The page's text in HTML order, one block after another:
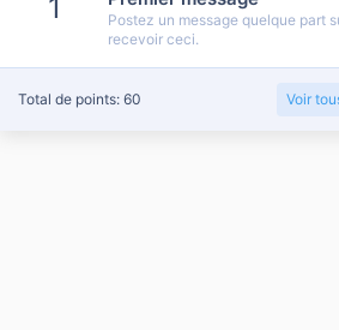
1
Postez un message quelque part
recevoir ceci.
Total de points: 60 Voir